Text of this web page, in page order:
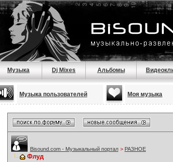
Музыка Dj Mixes Альбомы
Музыка пользователей Моя музыка
Bisound.com - Музыкальный портал > РАЗНОЕ
Флуд